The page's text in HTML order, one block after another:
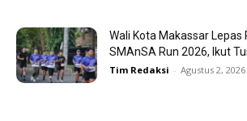
Wali Kota Makassar Lepas
SMAnSA Run 2026, Ikut
Tim Redaksi - Agustus 2, 2026